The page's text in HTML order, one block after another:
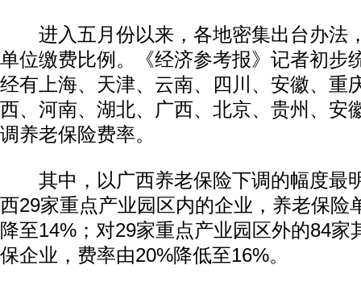
进入五月份以来，各地密集出台办法
单位缴费比例。《经济参考报》记者初步
经有上海、天津、云南、四川、安徽、重
西、河南、湖北、广西、北京、贵州、安
调养老保险费率。
其中，以广西养老保险下调的幅度最
西29家重点产业园区内的企业，养老保险
降至14%；对29家重点产业园区外的84家
保企业，费率由20%降低至16%。